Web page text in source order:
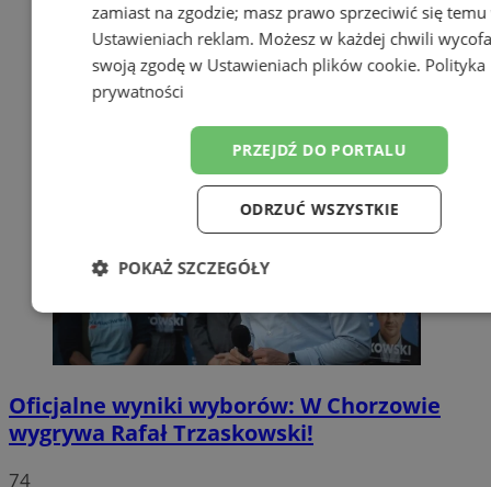
Oficjalne wyniki wyborów: W Chorzowie
wygrywa Rafał Trzaskowski!
74
zamiast na zgodzie; masz prawo sprzeciwić się temu
Ustawieniach reklam. Możesz w każdej chwili
swoją zgodę w Ustawieniach plików cookie. Polityka
prywatności
PRZEJDŹ DO PORTALU
ODRZUĆ WSZYSTKIE
POKAŻ SZCZEGÓŁY
Niezbędne Wydajność
Funkcjonalność